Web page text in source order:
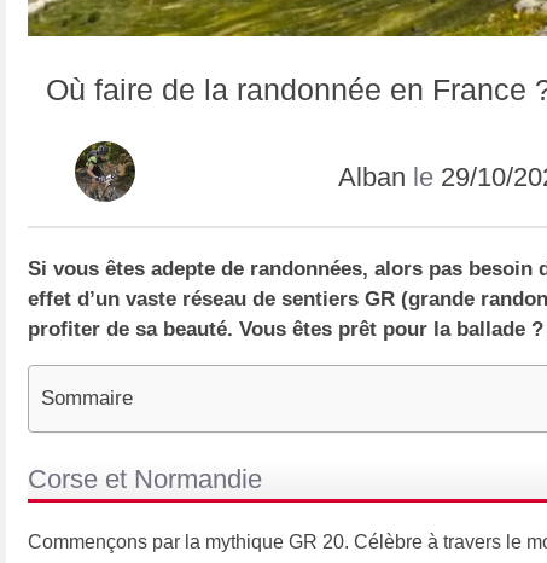
Où faire de la randonnée en France
Alban le 29/10/
Si vous êtes adepte de randonnées, alors pas
effet d’un vaste réseau de sentiers GR (grande
profiter de sa beauté. Vous êtes prêt pour la ballade
Sommaire
Corse et Normandie
Commençons par la mythique GR 20. Célèbre à travers le